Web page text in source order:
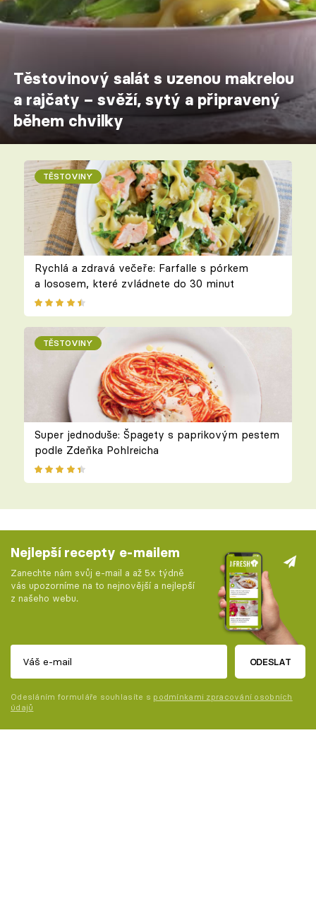
Těstovinový salát s uzenou makrelou
a rajčaty – svěží, sytý a připravený
během chvilky
TĚSTOVINY
Rychlá a zdravá večeře: Farfalle s pórkem
a lososem, které zvládnete do 30 minut
TĚSTOVINY
Super jednoduše: Špagety s paprikovým pestem
podle Zdeňka Pohlreicha
Nejlepší recepty e-mailem
Zanechte nám svůj e-mail a až 5x týdně
vás upozorníme na to nejnovější a nejlepší
z našeho webu.
ODESLAT
Odesláním formuláře souhlasíte s podmínkami zpracování osobních
údajů